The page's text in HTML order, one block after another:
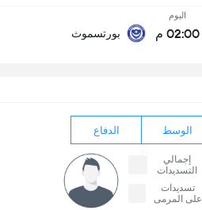
اليوم
02:00 م بورتسموث
الوسط الدفاع
إجمالي
التسديدات
تسديدات
على المرمى